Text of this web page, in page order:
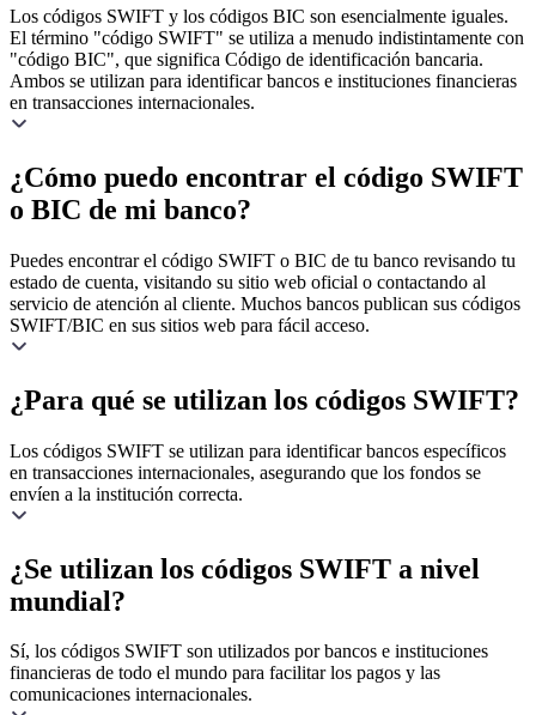
Los códigos SWIFT y los códigos BIC son esencialmente iguales.
El término "código SWIFT" se utiliza a menudo indistintamente con
"código BIC", que significa Código de identificación bancaria.
Ambos se utilizan para identificar bancos e instituciones financieras
en transacciones internacionales.
¿Cómo puedo encontrar el código SWIFT
o BIC de mi banco?
Puedes encontrar el código SWIFT o BIC de tu banco revisando tu
estado de cuenta, visitando su sitio web oficial o contactando al
servicio de atención al cliente. Muchos bancos publican sus códigos
SWIFT/BIC en sus sitios web para fácil acceso.
¿Para qué se utilizan los códigos SWIFT?
Los códigos SWIFT se utilizan para identificar bancos específicos
en transacciones internacionales, asegurando que los fondos se
envíen a la institución correcta.
¿Se utilizan los códigos SWIFT a nivel
mundial?
Sí, los códigos SWIFT son utilizados por bancos e instituciones
financieras de todo el mundo para facilitar los pagos y las
comunicaciones internacionales.